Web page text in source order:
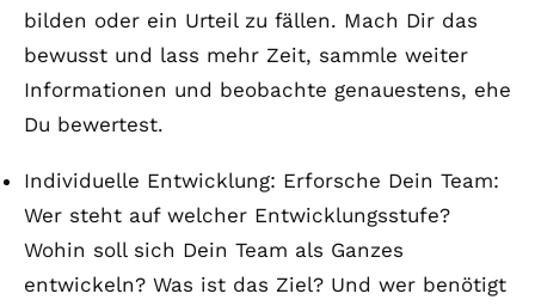
bilden oder ein Urteil zu fällen. Mach Dir das
bewusst und lass mehr Zeit, sammle weiter
Informationen und beobachte genauestens, ehe
Du bewertest.
Individuelle Entwicklung: Erforsche Dein Team:
Wer steht auf welcher Entwicklungsstufe?
Wohin soll sich Dein Team als Ganzes
entwickeln? Was ist das Ziel? Und wer benötigt